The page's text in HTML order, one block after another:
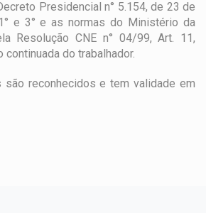
Presidencial n° 5.154, de 23 de
e 3° e as normas do Ministério da
Resolução CNE n° 04/99, Art. 11,
do trabalhador.
reconhecidos e tem validade em